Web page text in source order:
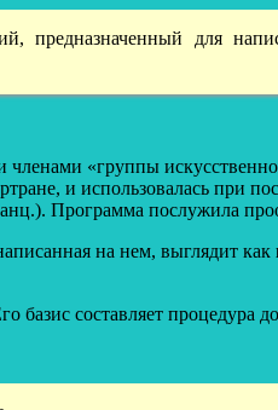
предназначенный для
членами «группы
и использовалась при
Программа послужила
на нем, выглядит как
базис составляет процедура